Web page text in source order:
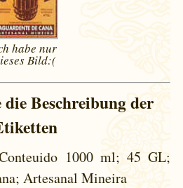
habe nur
Bild:(
Beschreibung der
1000 ml; 45 GL;
Artesanal Mineira